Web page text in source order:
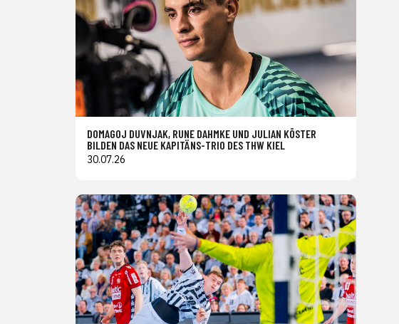
DOMAGOJ DUVNJAK, RUNE DAHMKE UND JULIAN KÖSTER
BILDEN DAS NEUE KAPITÄNS-TRIO DES THW KIEL
30.07.26